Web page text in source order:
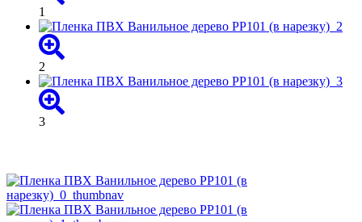
1
2
3